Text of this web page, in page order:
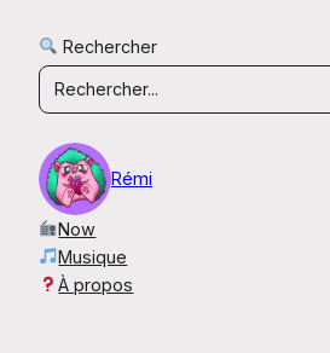
Rechercher
Rémi
Now
Musique
À propos